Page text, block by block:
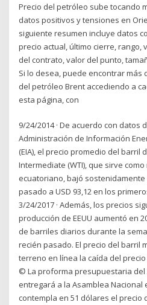
Precio del petróleo sube tocando
datos positivos y tensiones en
siguiente resumen incluye datos
precio actual, último cierre, rango,
del contrato, valor del punto,
Si lo desea, puede encontrar más
del petróleo Brent accediendo a
esta página, con
9/24/2014 · De acuerdo con datos
Administración de Información
(EIA), el precio promedio del barril
Intermediate (WTI), que sirve
ecuatoriano, bajó sostenidamente
pasado a USD 93,12 en los
3/24/2017 · Además, los precios
producción de EEUU aumentó en
de barriles diarios durante la
recién pasado. El precio del barril
terreno en línea la caída del
© La proforma presupuestaria del
entregará a la Asamblea Nacional
contempla en 51 dólares el precio